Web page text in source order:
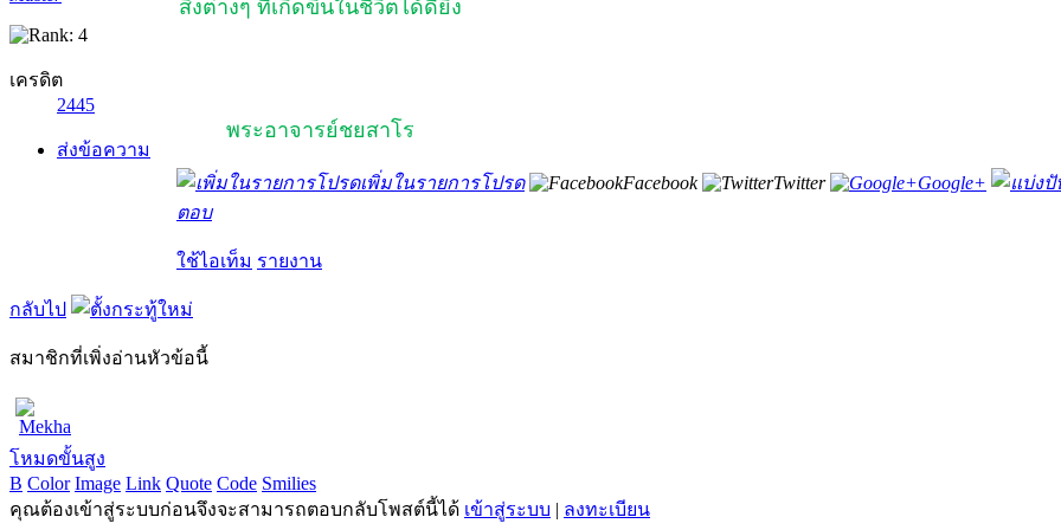
เครดิต
2445
ส่งข้อความ
สิ่งต่างๆ ที่เกิดขึ้นในชีวิตได้ดียิ่ง
พระอาจารย์ชยสาโร
เพิ่มในรายการโปรด Facebook Twitter Google+
ตอบ
ใช้ไอเท็ม รายงาน
กลับไป
สมาชิกที่เพิ่งอ่านหัวข้อนี้
Mekha
โหมดขั้นสูง
B Color Image Link Quote Code Smilies
คุณต้องเข้าสู่ระบบก่อนจึงจะสามารถตอบกลับโพสต์นี้ได้ เข้าสู่ระบบ | ลงทะเบียน